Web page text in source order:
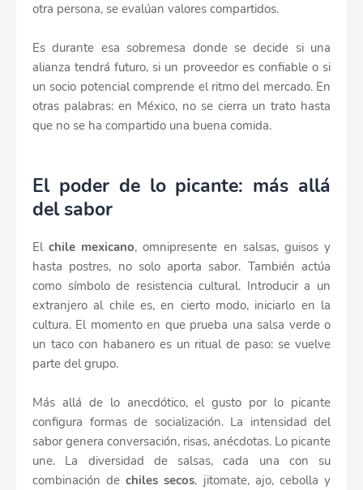
otra persona, se evalúan valores compartidos.
Es durante esa sobremesa donde se decide si una
alianza tendrá futuro, si un proveedor es confiable o si
un socio potencial comprende el ritmo del mercado. En
otras palabras: en México, no se cierra un trato hasta
que no se ha compartido una buena comida.
El poder de lo picante: más allá
del sabor
Elchile mexicano, omnipresente en salsas, guisos y
hasta postres, no solo aporta sabor. También actúa
como símbolo de resistencia cultural. Introducir a un
extranjero al chile es, en cierto modo, iniciarlo en la
cultura. El momento en que prueba una salsa verde o
un taco con habanero es un ritual de paso: se vuelve
parte del grupo.
Más allá de lo anecdótico, el gusto por lo picante
configura formas de socialización. La intensidad del
sabor genera conversación, risas, anécdotas. Lo picante
une. La diversidad de salsas, cada una con su
combinación dechiles secos, jitomate, ajo, cebolla y